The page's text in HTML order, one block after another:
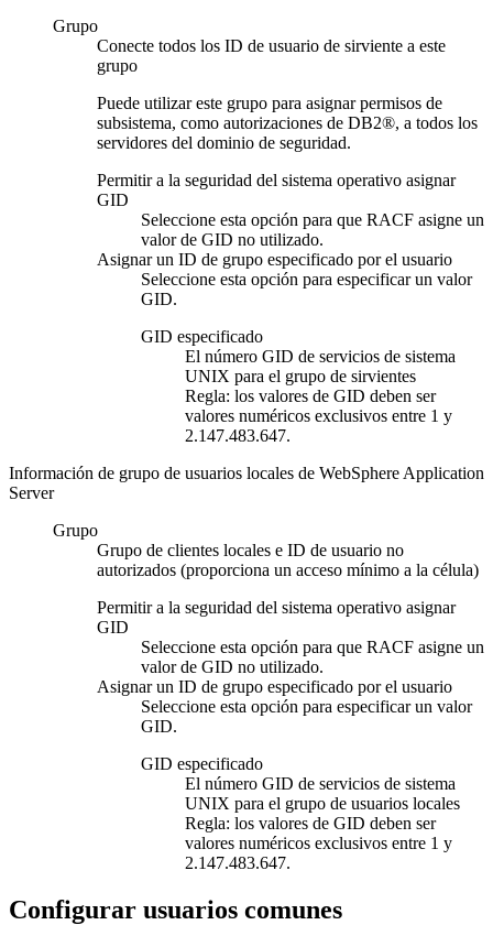
Grupo
Conecte todos los ID de usuario de sirviente a este
grupo
Puede utilizar este grupo para asignar permisos de
subsistema, como autorizaciones de DB2®, a todos los
servidores del dominio de seguridad.
Permitir a la seguridad del sistema operativo asignar
GID
Seleccione esta opción para que RACF asigne un
valor de GID no utilizado.
Asignar un ID de grupo especificado por el usuario
Seleccione esta opción para especificar un valor
GID.
GID especificado
El número GID de servicios de sistema
UNIX para el grupo de sirvientes
Regla: los valores de GID deben ser
valores numéricos exclusivos entre 1 y
2.147.483.647.
Información de grupo de usuarios locales de WebSphere Application
Server
Grupo
Grupo de clientes locales e ID de usuario no
autorizados (proporciona un acceso mínimo a la célula)
Permitir a la seguridad del sistema operativo asignar
GID
Seleccione esta opción para que RACF asigne un
valor de GID no utilizado.
Asignar un ID de grupo especificado por el usuario
Seleccione esta opción para especificar un valor
GID.
GID especificado
El número GID de servicios de sistema
UNIX para el grupo de usuarios locales
Regla: los valores de GID deben ser
valores numéricos exclusivos entre 1 y
2.147.483.647.
Configurar usuarios comunes